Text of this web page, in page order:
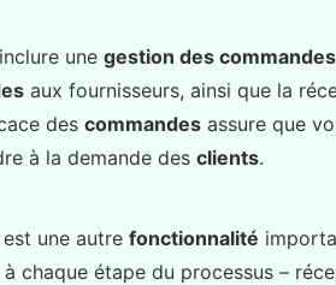
une gestion des commandes
aux fournisseurs, ainsi que la
des commandes assure que
à la demande des clients.
est une autre fonctionnalité
à chaque étape du processus –